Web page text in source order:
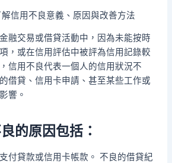
解信用不良意義、原因與改善方法
融交易或借貸活動中，因為未能按時
，或在信用評估中被評為信用記錄較
信用不良代表一個人的信用狀況不
借貸、信用卡申請、甚至某些工作或
響。
的原因包括：
付貸款或信用卡帳款。 不良的借貸紀